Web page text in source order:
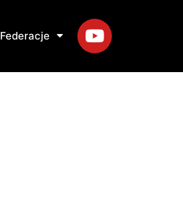
Federacje